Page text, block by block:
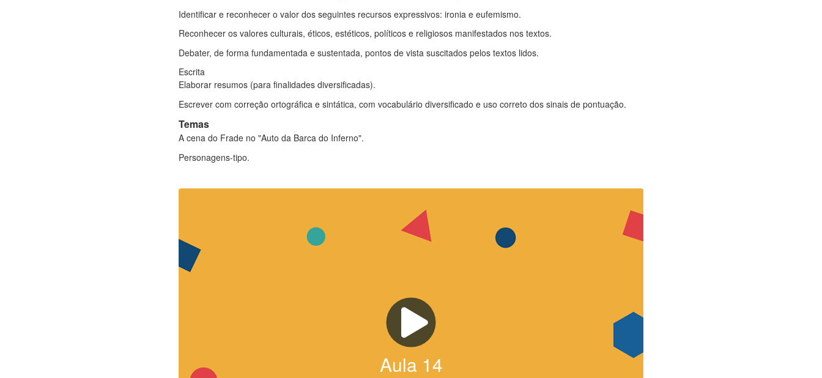
Identificar e reconhecer o valor dos seguintes recursos expressivos: ironia e eufemismo.
Reconhecer os valores culturais, éticos, estéticos, políticos e religiosos manifestados nos textos.
Debater, de forma fundamentada e sustentada, pontos de vista suscitados pelos textos lidos.
Escrita
Elaborar resumos (para finalidades diversificadas).
Escrever com correção ortográfica e sintática, com vocabulário diversificado e uso correto dos sinais de pontuação.
Temas
A cena do Frade no "Auto da Barca do Inferno".
Personagens-tipo.
Aula 14